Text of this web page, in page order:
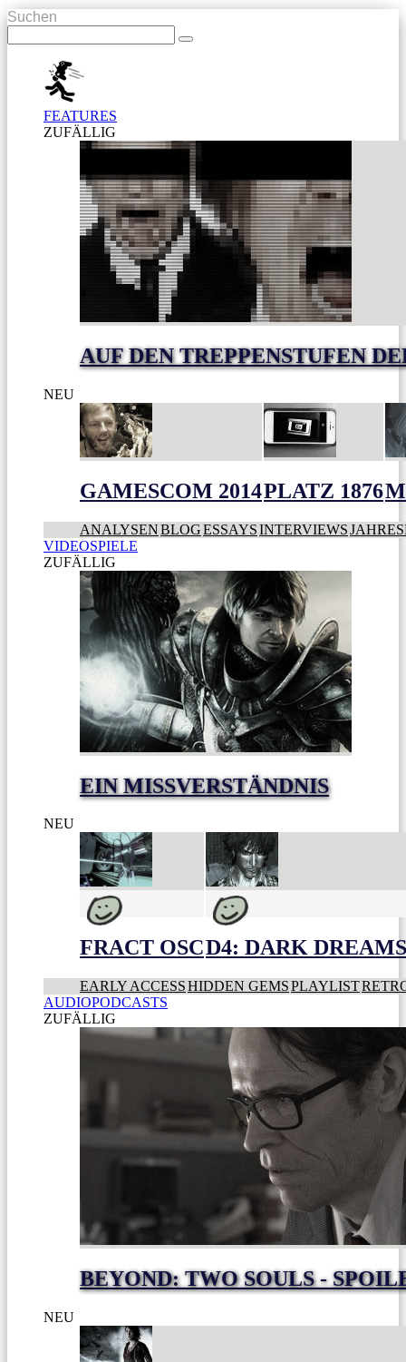
Suchen
FEATURES
ZUFÄLLIG
AUF DEN TREPPENSTUFEN
NEU
GAMESCOM 2014PLATZ 1876
ANALYSENBLOGESSAYSINTERVIEWS
VIDEOSPIELE
ZUFÄLLIG
EIN MISSVERSTÄNDNIS
NEU
FRACT OSCD4: DARK
EARLY ACCESSHIDDEN GEMSPLAYLIST
AUDIOPODCASTS
ZUFÄLLIG
BEYOND: TWO SOULS -
NEU